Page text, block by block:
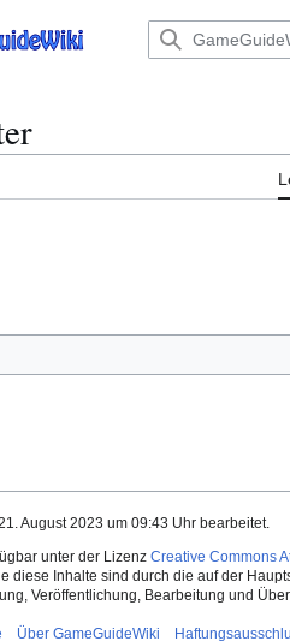
August 2023 um 09:43 Uhr bearbeitet.
unter der Lizenz Creative Commons
diese Inhalte sind durch die auf der
Veröffentlichung, Bearbeitung und
Über GameGuideWiki